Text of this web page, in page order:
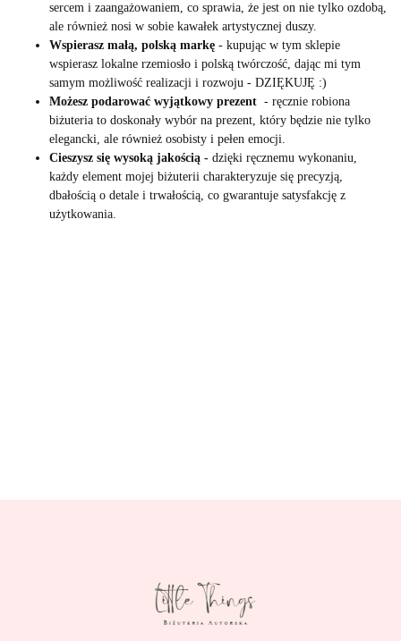
sercem i zaangażowaniem, co sprawia, że jest on nie tylko ozdobą,
ale również nosi w sobie kawałek artystycznej duszy.
Wspierasz małą, polską markę - kupując w tym sklepie
wspierasz lokalne rzemiosło i polską twórczość, dając mi tym
samym możliwość realizacji i rozwoju - DZIĘKUJĘ :)
Możesz podarować wyjątkowy prezent - ręcznie robiona
biżuteria to doskonały wybór na prezent, który będzie nie tylko
elegancki, ale również osobisty i pełen emocji.
Cieszysz się wysoką jakością - dzięki ręcznemu wykonaniu,
każdy element mojej biżuterii charakteryzuje się precyzją,
dbałością o detale i trwałością, co gwarantuje satysfakcję z
użytkowania.